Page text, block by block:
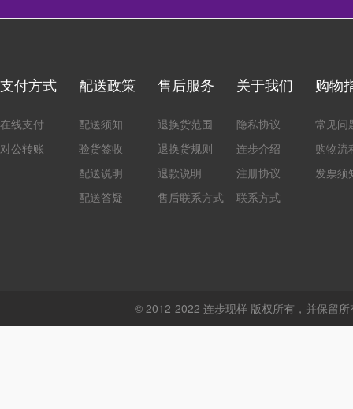
支付方式
在线支付
对公转账
配送政策
配送须知
验货签收
配送说明
配送答疑
售后服务
退换货范围
退换货规则
退款说明
售后联系方式
关于我们
隐私协议
连步介绍
注册协议
联系方式
购物
常见问
购物流
发票须
© 2012-2022 连步现样 版权所有，并保留